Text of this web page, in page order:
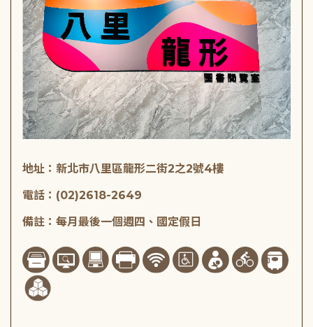
地址：新北市八里區龍形二街2之2號4樓
電話：(02)2618-2649
備註：每月最後一個週四、國定假日